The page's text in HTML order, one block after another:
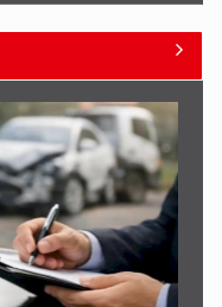
bahalaşır -